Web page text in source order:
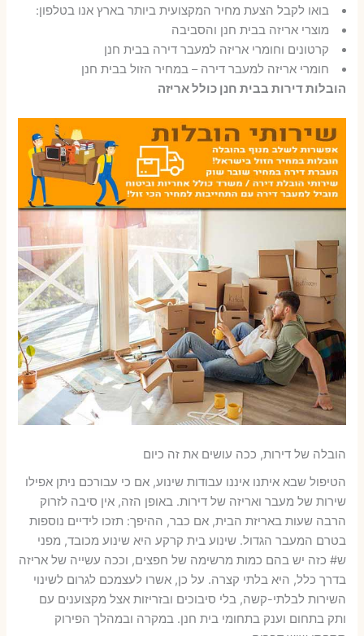
בואו לקבל הצעת מחיר המקצועית ביותר בארץ אנו בטלפון:
מוצרי אריזה בבית חנן והסביבה
קרטונים וחומרי אריזה למעבר דירה בבית חנן
חומרי אריזה למעבר דירה – במחיר הזול בבית חנן
הובלות דירות בבית חנן כולל אריזה
הובלה של דירות, ככה עושים את זה כיום
הטיפול שבא איתנו איננו עבודות שינוע, אם כי עבורכם ניתן אפילו
שירות של מעבר ואריזה של דירות. באופן הזה, אין סיבה לזרוק
הרבה שעות באריזת הבית, אם כבר, ההיפך: תזכו לידיים נוספות
בטרם המעבר הגדול. שינוע בית קרקע היא שינוע מכובד, מפני
ש# כזה יש בהם כמות מרשימה של חפצים, וככה עשייה של אריזה
בדרך כלל, היא בלתי קצרה. על כן, אשרו לעצמכם לגרום לשינוי
השירות לבלתי-קשה, בלי סיבוכים ובזריזות אצל מקצוענים עם
ותק בתחום וענק בתחומי בית חנן. במקרה ובמהלך הפירוק